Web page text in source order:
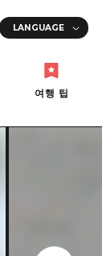
여행 팁